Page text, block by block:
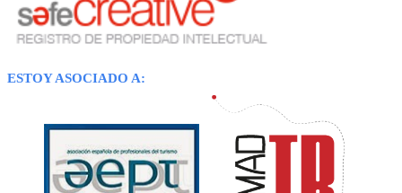
ESTOY ASOCIADO A: